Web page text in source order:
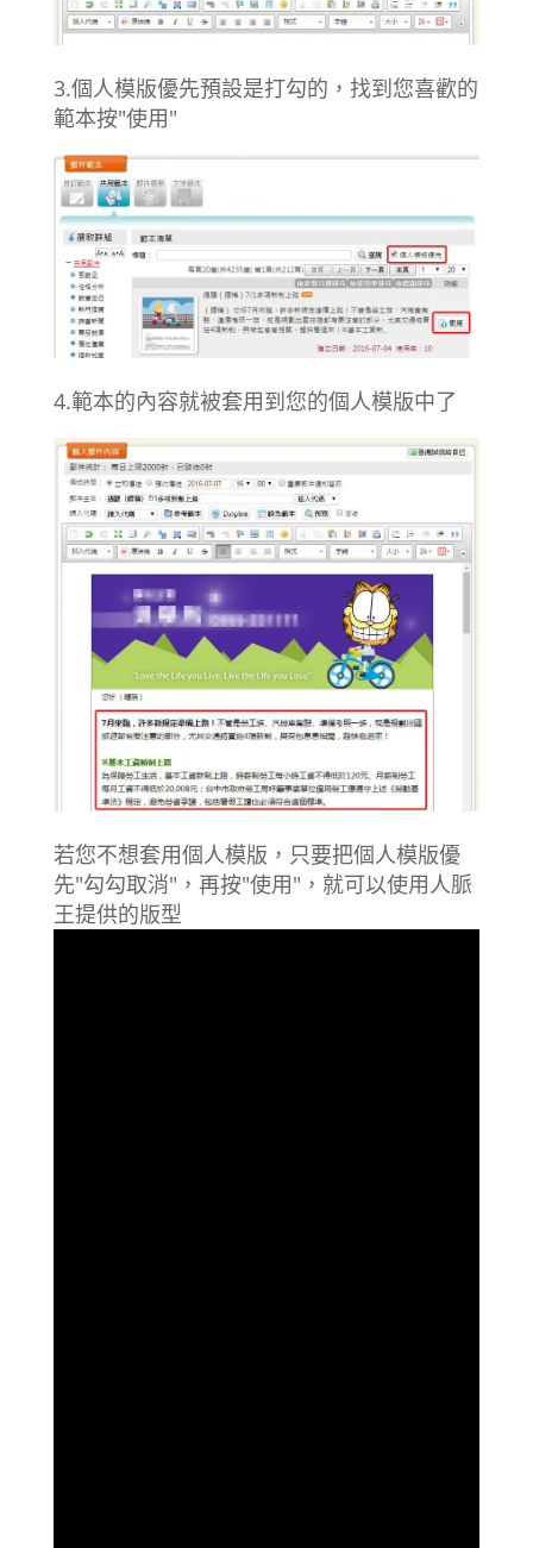
3.個人模版優先預設是打勾的，找到您喜歡的
範本按"使用"
4.範本的內容就被套用到您的個人模版中了
若您不想套用個人模版，只要把個人模版優
先"勾勾取消"，再按"使用"，就可以使用人脈
王提供的版型